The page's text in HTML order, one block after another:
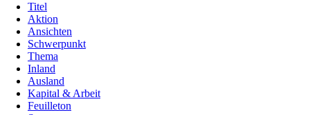
Titel
Aktion
Ansichten
Schwerpunkt
Thema
Inland
Ausland
Kapital & Arbeit
Feuilleton